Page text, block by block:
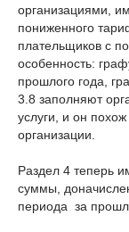
организациями,
пониженного
плательщиков с
особенность:
прошлого года,
3.8 заполняют
услуги, и он
организации.
Раздел 4 теперь
суммы,
периода за